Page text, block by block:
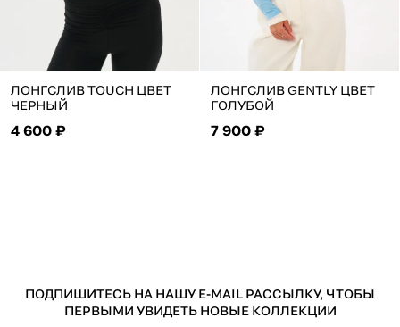
ЛОНГСЛИВ TOUCH ЦВЕТ
ЧЕРНЫЙ
4 600 ₽
ЛОНГСЛИВ GENTLY ЦВЕТ
ГОЛУБОЙ
7 900 ₽
ПОДПИШИТЕСЬ НА НАШУ E-MAIL РАССЫЛКУ, ЧТОБЫ
ПЕРВЫМИ УВИДЕТЬ НОВЫЕ КОЛЛЕКЦИИ